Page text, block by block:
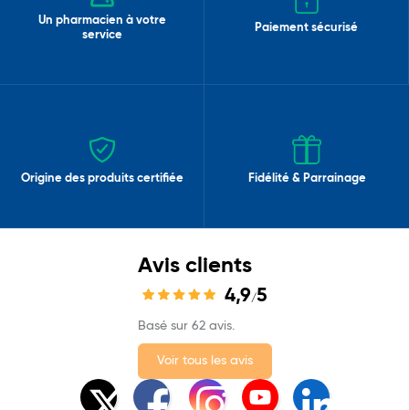
Un pharmacien à votre
service
Paiement sécurisé
Origine des produits certifiée Fidélité & Parrainage
Avis clients
4,9/5
Basé sur 62 avis.
Voir tous les avis